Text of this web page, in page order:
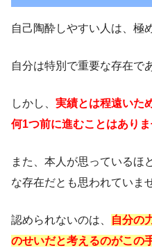
自己陶酔しやすい人は、極
自分は特別で重要な存在で
しかし、 実績とは程遠いた
何1つ前に進むことはあり
また、本人が思っているほ
な存在だとも思われていま
認められないのは、
自分の
のせいだと考えるのがこの